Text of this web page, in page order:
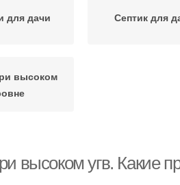
для дачи Септик для
высоком
высоком угв. Какие